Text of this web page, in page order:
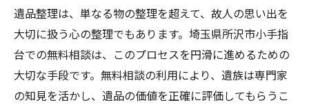
専門家が提供する心のサポートの内容
遺品整理における専門家の役割と責任
専門家のサポートが遺族にもたらす安心感
心の整理を支える専門家の技術と知識
専門家による遺品の適正評価とその重要性
遺品整理は、単なる物の整理を超えて、故人の思い出を
大切に扱う心の整理でもあります。埼玉県所沢市小手指
台での無料相談は、このプロセスを円滑に進めるための
大切な手段です。無料相談の利用により、遺族は専門家
の知見を活かし、遺品の価値を正確に評価してもらうこ